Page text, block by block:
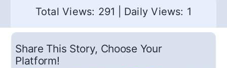
Total Views: 291 Daily Views: 1
Share This Story, Choose Your
Platform!